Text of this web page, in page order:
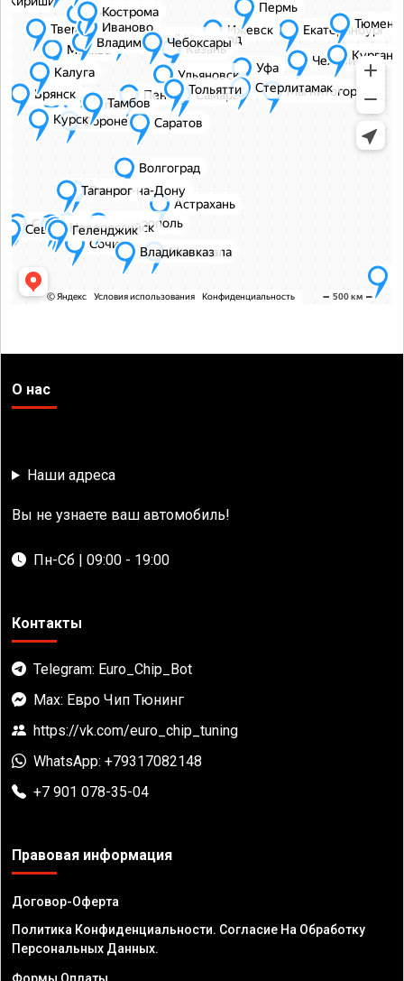
О нас
Наши адреса
Вы не узнаете ваш автомобиль!
Пн-Сб | 09:00 - 19:00
Контакты
Telegram: Euro_Chip_Bot
Max: Евро Чип Тюнинг
https://vk.com/euro_chip_tuning
WhatsApp: +79317082148
+7 901 078-35-04
Правовая информация
Договор-Оферта
Политика Конфиденциальности. Согласие На Обработку
Персональных Данных.